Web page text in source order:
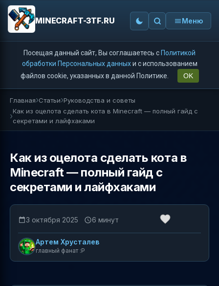
MINECRAFT-3TF.RU Меню
Посещая данный сайт, Вы соглашаетесь с Политикой
обработки Персональных данныхи с использованием
файлов cookie, указанных в данной Политике.
OK
Главная Статьи Руководства и советы
Как из оцелота сделать кота в Minecraft — полный гайд с
секретами и лайфхаками
Как из оцелота сделать кота в
Minecraft — полный гайд с
секретами и лайфхаками
3 октября 2025 6 минут
Артем Хрусталев
главный фанат :P